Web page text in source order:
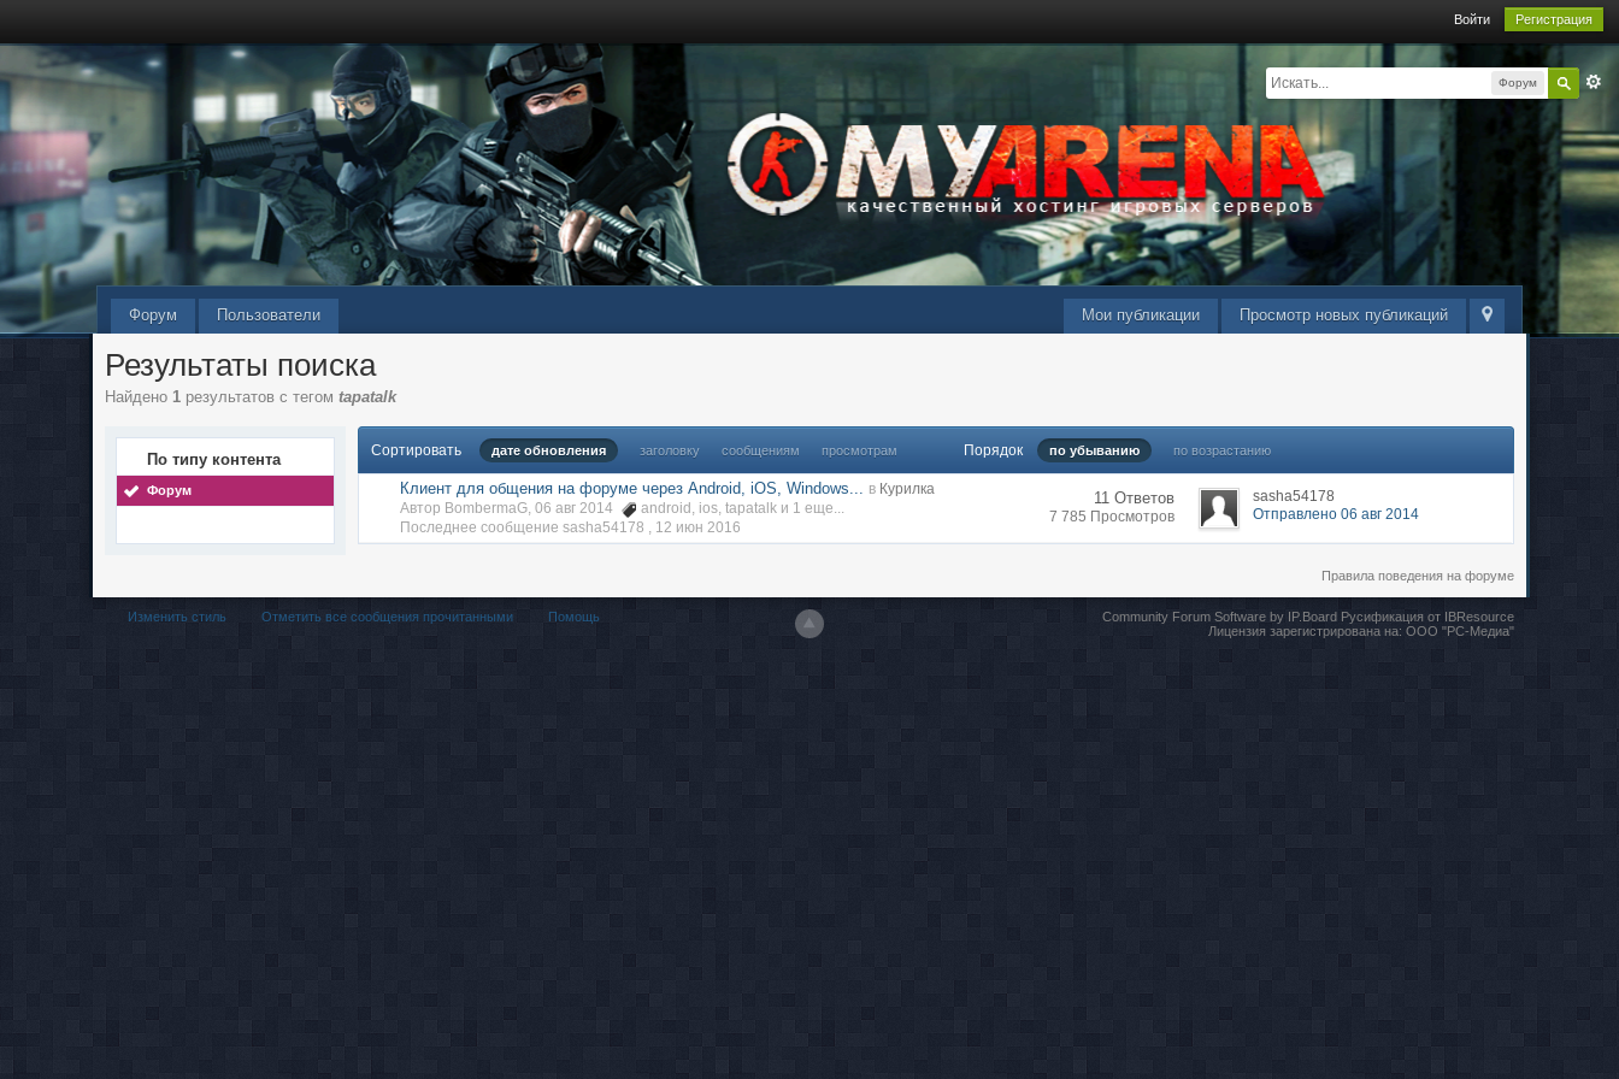
Войти Регистрация
Форум
Просмотр новых публикаций
Мои публикации
Форум Пользователи
Результаты поиска
Найдено 1 результатов с тегомtapatalk
По типу контента
Форум
Сортировать дате обновления заголовку сообщениям просмотрам Порядок по убыванию по возрастанию
Клиент для общения на форуме через Android, iOS, Windows... в Курилка
Автор BombermaG, 06 авг 2014
android , ios,tapatalk и 1 еще...
Последнее сообщение sasha54178 , 12 июн 2016
11 Ответов
7 785 Просмотров
sasha54178
Отправлено 06 авг 2014
Правила поведения на форуме
Изменить стиль Отметить все сообщения прочитанными Помощь Community Forum Software by IP.BoardРусификация от IBResource
Лицензия зарегистрирована на: ООО "РС-Медиа"